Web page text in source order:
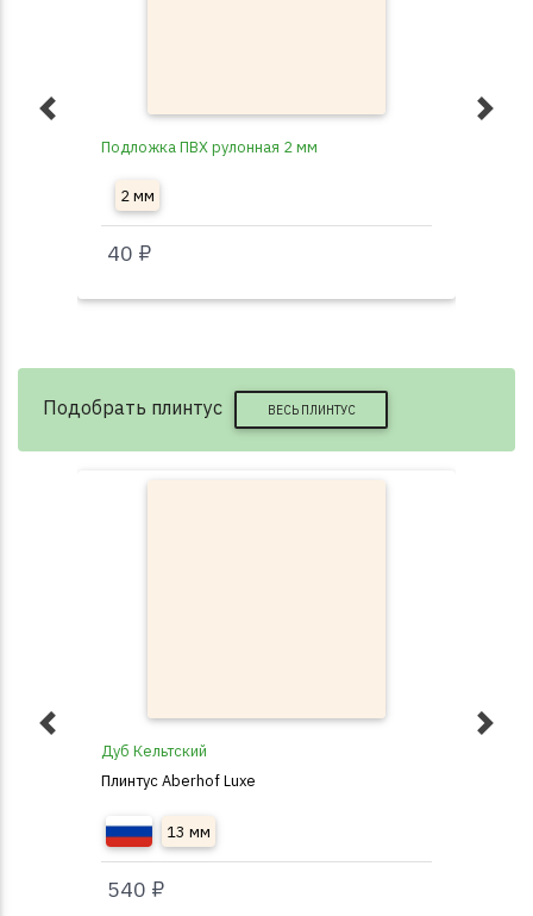
Подложка ПВХ рулонная 2 мм
2 мм
40 ₽
Подобрать плинтус ВЕСЬ ПЛИНТУС
Дуб Кельтский
Плинтус Aberhof Luxe
13 мм
540 ₽